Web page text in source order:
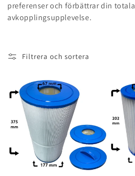
preferenser och förbättrar din totala
avkopplingsupplevelse.
Filtrera och sortera